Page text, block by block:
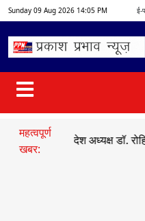
Sunday 09 Aug 2026 14:05 PM ई-
महत्वपूर्ण
खबर:
प्रदेश अध्यक्ष डॉ. रोहित